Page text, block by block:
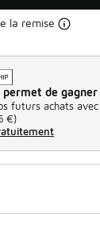
la remise
de
futurs achats avec
€)